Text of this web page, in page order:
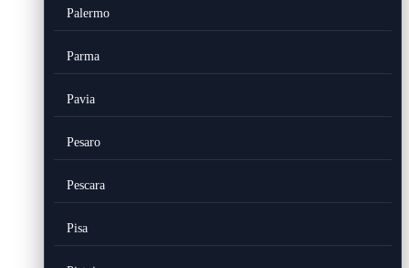
Palermo
Parma
Pavia
Pesaro
Pescara
Pisa